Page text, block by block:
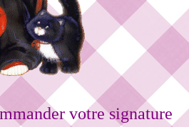
votre signature